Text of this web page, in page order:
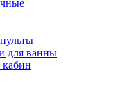
для ванны